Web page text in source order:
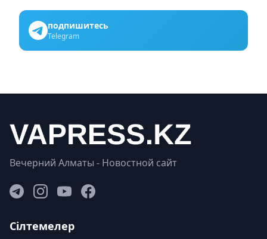
подпишитесь
Telegram
Вечерний Алматы - Новостной сайт
Сілтемелер